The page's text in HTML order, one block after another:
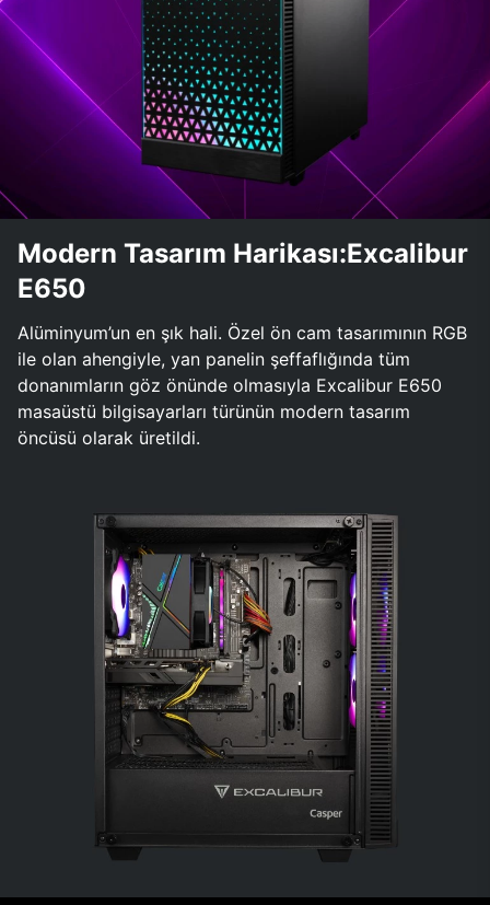
Modern Tasarım Harikası:Excalibur
E650
Alüminyum’un en şık hali. Özel ön cam tasarımının RGB
ile olan ahengiyle, yan panelin şeffaflığında tüm
donanımların göz önünde olmasıyla Excalibur E650
masaüstü bilgisayarları türünün modern tasarım
öncüsü olarak üretildi.